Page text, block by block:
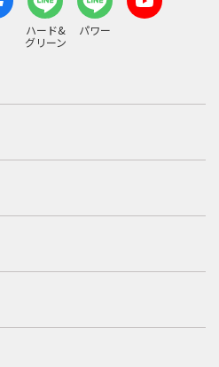
ハード&
グリーン
パワー